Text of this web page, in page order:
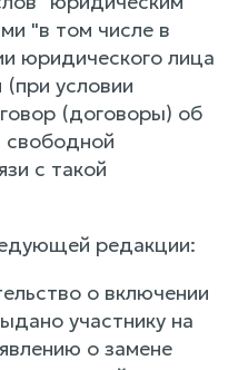
"в том числе в
юридического лица
условии
(договоры) об
свободной
с такой
редакции:
о включении
участнику на
о замене